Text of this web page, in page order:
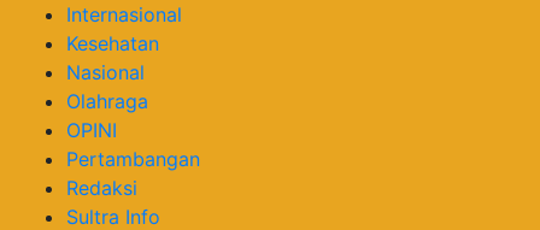
Internasional
Kesehatan
Nasional
Olahraga
OPINI
Pertambangan
Redaksi
Sultra Info